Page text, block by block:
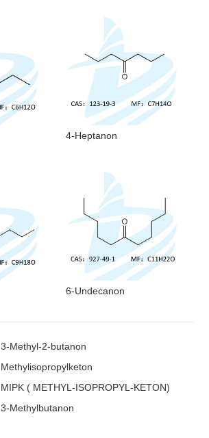
TDS
VIDEO
VERWANDTE PRODUKTE
SYNTHESE-ROUTE
4-Heptanon
6-Undecanon
3-Methyl-2-butanon
Methylisopropylketon
MIPK ( METHYL-ISOPROPYL-KETON)
3-Methylbutanon